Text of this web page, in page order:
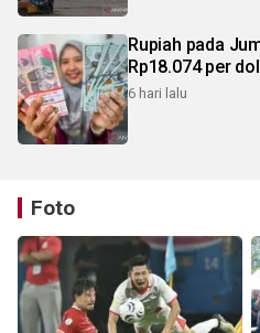
Rupiah pada
Rp18.074 per
6 hari lalu
Foto